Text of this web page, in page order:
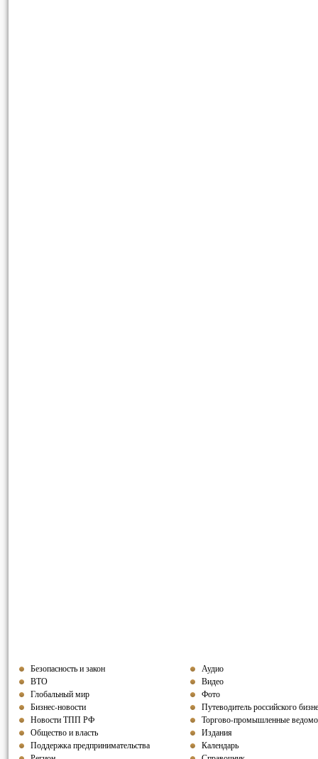
Безопасность и закон
ВТО
Глобальный мир
Бизнес-новости
Новости ТПП РФ
Общество и власть
Поддержка предпринимательства
Аудио
Видео
Фото
Путеводитель российского
Торгово-промышленные
Издания
Календарь